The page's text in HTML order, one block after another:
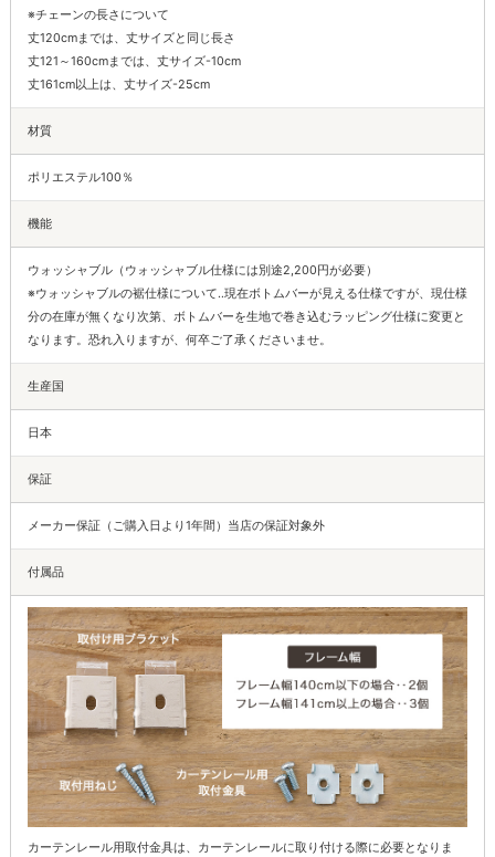
※チェーンの長さについて
丈120cmまでは、丈サイズと同じ長さ
丈121～160cmまでは、丈サイズ-10cm
丈161cm以上は、丈サイズ-25cm
材質
ポリエステル100％
機能
ウォッシャブル（ウォッシャブル仕様には別途2,200円が必要）
※ウォッシャブルの裾仕様について‥現在ボトムバーが見える仕様ですが、現仕様
分の在庫が無くなり次第、ボトムバーを生地で巻き込むラッピング仕様に変更と
なります。恐れ入りますが、何卒ご了承くださいませ。
生産国
日本
保証
メーカー保証（ご購入日より1年間）当店の保証対象外
付属品
カーテンレール用取付金具は、カーテンレールに取り付ける際に必要となりま